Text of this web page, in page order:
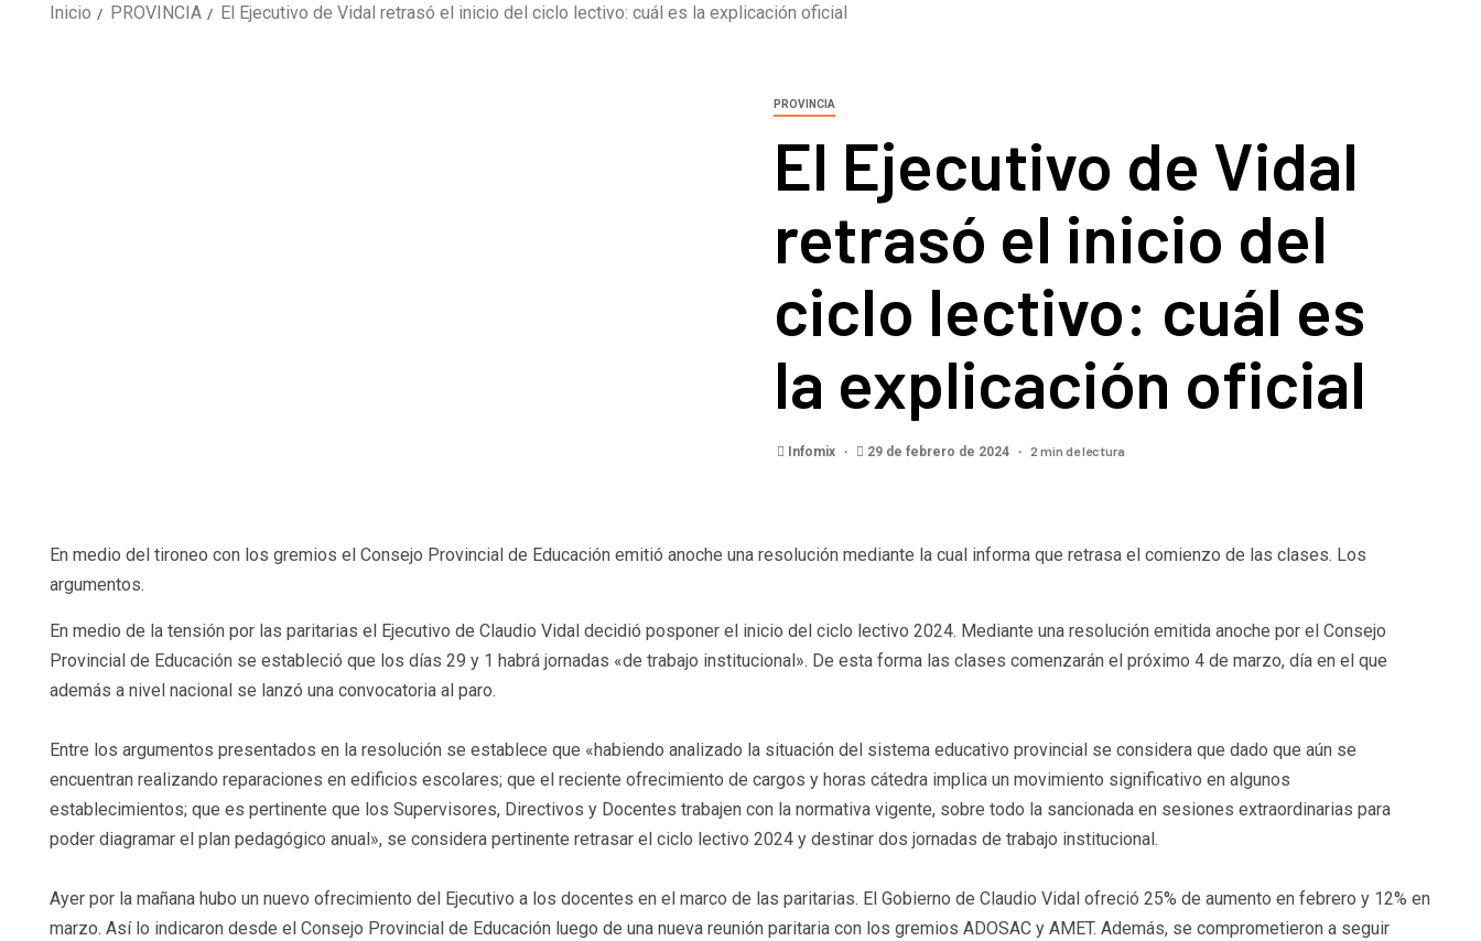
Inicio PROVINCIA El Ejecutivo de Vidal retrasó el inicio del ciclo lectivo: cuál es la explicación oficial
PROVINCIA
El Ejecutivo de Vidal
retrasó el inicio del
ciclo lectivo: cuál es
la explicación oficial
Infomix 29 de febrero de 2024 2 min de lectura
En medio del tironeo con los gremios el Consejo Provincial de Educación emitió anoche una resolución mediante la cual informa que retrasa el comienzo de las clases. Los
argumentos.
En medio de la tensión por las paritarias el Ejecutivo de Claudio Vidal decidió posponer el inicio del ciclo lectivo 2024. Mediante una resolución emitida anoche por el Consejo
Provincial de Educación se estableció que los días 29 y 1 habrá jornadas «de trabajo institucional». De esta forma las clases comenzarán el próximo 4 de marzo, día en el que
además a nivel nacional se lanzó una convocatoria al paro.
Entre los argumentos presentados en la resolución se establece que «habiendo analizado la situación del sistema educativo provincial se considera que dado que aún se
encuentran realizando reparaciones en edificios escolares; que el reciente ofrecimiento de cargos y horas cátedra implica un movimiento significativo en algunos
establecimientos; que es pertinente que los Supervisores, Directivos y Docentes trabajen con la normativa vigente, sobre todo la sancionada en sesiones extraordinarias para
poder diagramar el plan pedagógico anual», se considera pertinente retrasar el ciclo lectivo 2024 y destinar dos jornadas de trabajo institucional.
Ayer por la mañana hubo un nuevo ofrecimiento del Ejecutivo a los docentes en el marco de las paritarias. El Gobierno de Claudio Vidal ofreció 25% de aumento en febrero y 12% en
marzo. Así lo indicaron desde el Consejo Provincial de Educación luego de una nueva reunión paritaria con los gremios ADOSAC y AMET. Además, se comprometieron a seguir